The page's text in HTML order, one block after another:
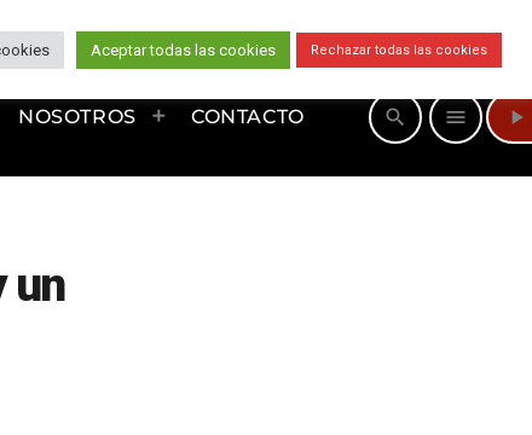
NOSOTROS CONTACTO search menu play_arrow
un
Aceptar todas las cookies Rechazar todas las cookies